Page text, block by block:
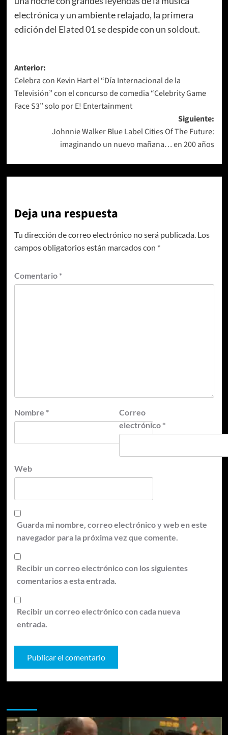
electrónica y un ambiente relajado, la primera
edición del Elated 01 se despide con un soldout.
Navegación
de
entradas
Anterior:
Celebra con Kevin Hart el “Día Internacional de la
Televisión” con el concurso de comedia “Celebrity Game
Face S3” solo por E! Entertainment
Siguiente:
Johnnie Walker Blue Label Cities Of The Future:
imaginando un nuevo mañana… en 200 años
Deja una respuesta
Tu dirección de correo electrónico no será publicada. Los
campos obligatorios están marcados con *
Comentario *
Nombre *
Correo
electrónico *
Web
Guarda mi nombre, correo electrónico y web en este
navegador para la próxima vez que comente.
Recibir un correo electrónico con los siguientes
comentarios a esta entrada.
Recibir un correo electrónico con cada nueva
entrada.